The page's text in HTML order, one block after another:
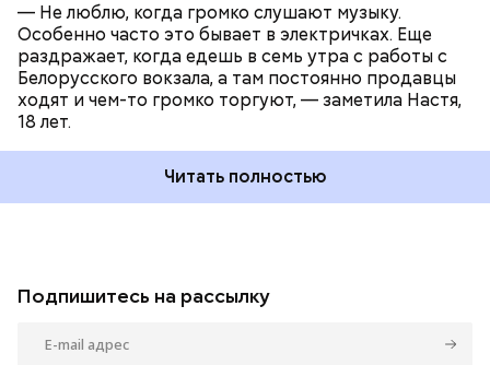
— Не люблю, когда громко слушают музыку.
Особенно часто это бывает в электричках. Еще
раздражает, когда едешь в семь утра с работы с
Белорусского вокзала, а там постоянно продавцы
ходят и чем-то громко торгуют, — заметила Настя,
18 лет.
Читать полностью
Подпишитесь на рассылку